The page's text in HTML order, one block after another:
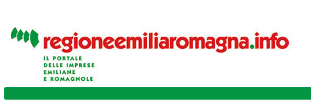
difesa-nazionale soliera